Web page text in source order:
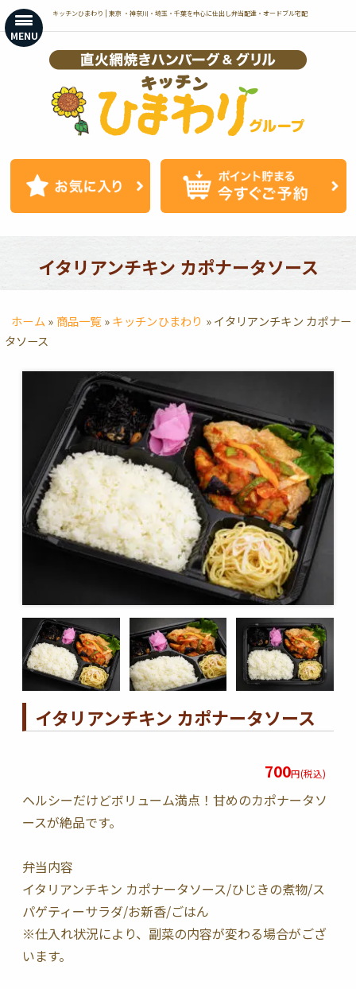
ン
テ
キッチンひまわり | 東京 ・神奈川・埼玉・千葉を中心に仕出し弁当配達・オードブル宅配
MENU
イタリアンチキン カポナータソース
ホーム » 商品一覧 »キッチンひまわり »イタリアンチキン カポナー
タソース
イタリアンチキン カポナータソース
700円(税込)
ヘルシーだけどボリューム満点！甘めのカポナータソ
ースが絶品です。
弁当内容
イタリアンチキン カポナータソース/ひじきの煮物/ス
パゲティーサラダ/お新香/ごはん
※仕入れ状況により、副菜の内容が変わる場合がござ
います。